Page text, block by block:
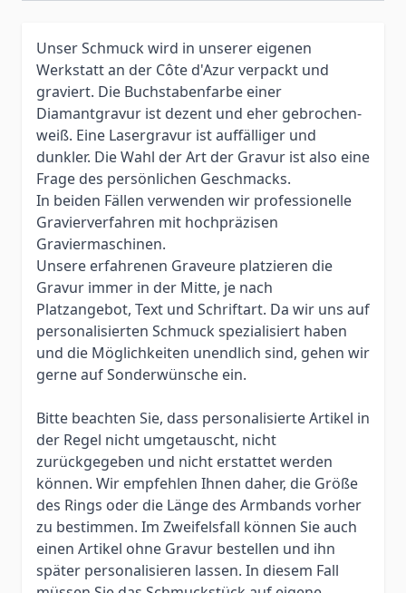
Unser Schmuck wird in unserer eigenen
Werkstatt an der Côte d'Azur verpackt und
graviert. Die Buchstabenfarbe einer
Diamantgravur ist dezent und eher gebrochen-
weiß. Eine Lasergravur ist auffälliger und
dunkler. Die Wahl der Art der Gravur ist also eine
Frage des persönlichen Geschmacks.
In beiden Fällen verwenden wir professionelle
Gravierverfahren mit hochpräzisen
Graviermaschinen.
Unsere erfahrenen Graveure platzieren die
Gravur immer in der Mitte, je nach
Platzangebot, Text und Schriftart. Da wir uns auf
personalisierten Schmuck spezialisiert haben
und die Möglichkeiten unendlich sind, gehen wir
gerne auf Sonderwünsche ein.
Bitte beachten Sie, dass personalisierte Artikel in
der Regel nicht umgetauscht, nicht
zurückgegeben und nicht erstattet werden
können. Wir empfehlen Ihnen daher, die Größe
des Rings oder die Länge des Armbands vorher
zu bestimmen. Im Zweifelsfall können Sie auch
einen Artikel ohne Gravur bestellen und ihn
später personalisieren lassen. In diesem Fall